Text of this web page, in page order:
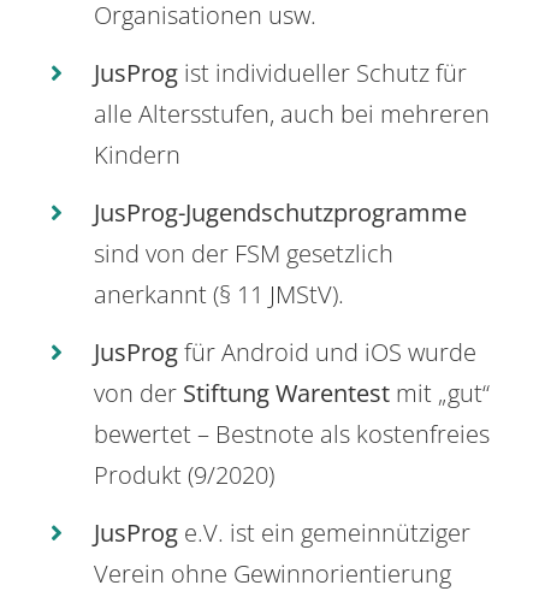
Organisationen usw.
JusProg ist individueller Schutz für
alle Altersstufen, auch bei mehreren
Kindern
JusProg-Jugendschutzprogramme
sind von der FSM gesetzlich
anerkannt (§ 11 JMStV).
JusProgfür Android und iOS wurde
von der Stiftung Warentest mit „gut“
bewertet – Bestnote als kostenfreies
Produkt (9/2020)
JusProg e.V. ist ein gemeinnütziger
Verein ohne Gewinnorientierung